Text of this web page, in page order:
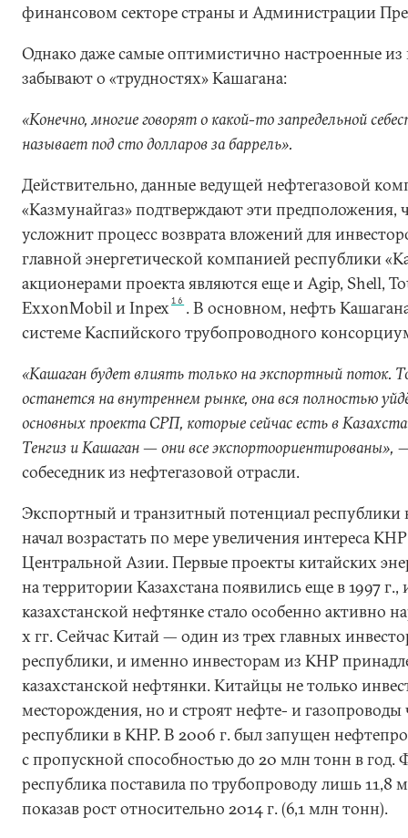
финансовом секторе страны и Администрации
Однако даже самые оптимистично настроенные из
забывают о «трудностях» Кашагана:
«Конечно, многие говорят о какой-то запредельной
называет под сто долларов за баррель».
Действительно, данные ведущей нефтегазовой
«Казмунайгаз» подтверждают эти предположения,
усложнит процесс возврата вложений для
главной энергетической компанией республики
акционерами проекта являются еще и Agip, Shell,
ExxonMobil и Inpex16 . В основном, нефть
системе Каспийского трубопроводного
«Кашаган будет влиять только на экспортный поток.
останется на внутреннем рынке, она вся полностью
основных проекта СРП, которые сейчас есть в
Тенгиз и Кашаган — они все экспортоориентированы»,
собеседник из нефтегазовой отрасли.
Экспортный и транзитный потенциал республики
начал возрастать по мере увеличения интереса
Центральной Азии. Первые проекты китайских
на территории Казахстана появились еще в 1997 г.,
казахстанской нефтянке стало особенно активно
х гг. Сейчас Китай — один из трех главных
республики, и именно инвесторам из КНР
казахстанской нефтянки. Китайцы не только
месторождения, но и строят нефте- и газопроводы
республики в КНР. В 2006 г. был запущен
с пропускной способностью до 20 млн тонн в год.
республика поставила по трубопроводу лишь 11,8
показав рост относительно 2014 г. (6,1 млн тонн).